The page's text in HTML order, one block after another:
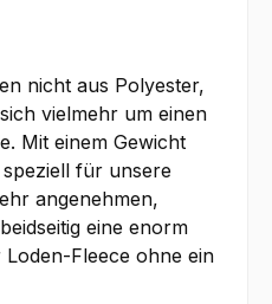
nicht aus Polyester,
vielmehr um einen
Mit einem Gewicht
für unsere
angenehmen,
eine enorm
Fleece ohne ein